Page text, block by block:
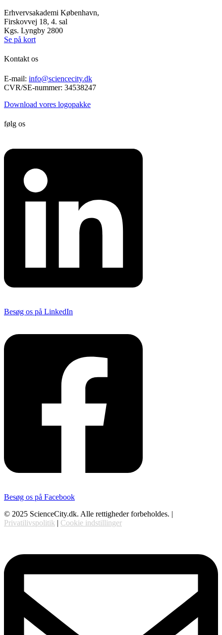
Erhvervsakademi København,
Firskovvej 18, 4. sal
Kgs. Lyngby 2800
Se på kort
Kontakt os
E-mail: info@sciencecity.dk
CVR/SE-nummer: 34538247
Download vores logopakke
følg os
Besøg os på LinkedIn
Besøg os på Facebook
© 2025 ScienceCity.dk. Alle rettigheder forbeholdes. |
Privatilivspolitik | Cookie indstillinger